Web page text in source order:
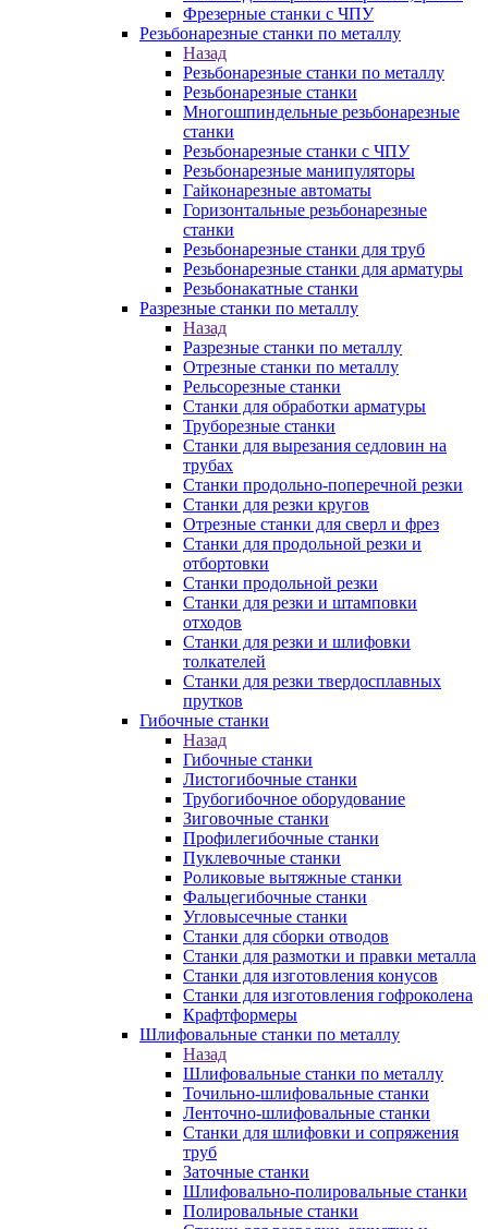
Фрезерные станки с ЧПУ
Резьбонарезные станки по металлу
Назад
Резьбонарезные станки по металлу
Резьбонарезные станки
Многошпиндельные резьбонарезные
станки
Резьбонарезные станки с ЧПУ
Резьбонарезные манипуляторы
Гайконарезные автоматы
Горизонтальные резьбонарезные
станки
Резьбонарезные станки для труб
Резьбонарезные станки для арматуры
Резьбонакатные станки
Разрезные станки по металлу
Назад
Разрезные станки по металлу
Отрезные станки по металлу
Рельсорезные станки
Станки для обработки арматуры
Труборезные станки
Станки для вырезания седловин на
трубаx
Станки продольно-поперечной резки
Станки для резки кругов
Отрезные станки для сверл и фрез
Станки для продольной резки и
отбортовки
Станки продольной резки
Станки для резки и штамповки
отходов
Станки для резки и шлифовки
толкателей
Станки для резки твердосплавных
прутков
Гибочные станки
Назад
Гибочные станки
Листогибочные станки
Трубогибочное оборудование
Зиговочные станки
Профилегибочные станки
Пуклевочные станки
Роликовые вытяжные станки
Фальцегибочные станки
Угловысечные станки
Станки для сборки отводов
Станки для размотки и правки металла
Станки для изготовления конусов
Станки для изготовления гофроколена
Крафтформеры
Шлифовальные станки по металлу
Назад
Шлифовальные станки по металлу
Точильно-шлифовальные станки
Ленточно-шлифовальные станки
Станки для шлифовки и сопряжения
труб
Заточные станки
Шлифовально-полировальные станки
Полировальные станки